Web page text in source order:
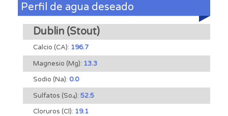
Perfil de agua deseado
Dublin (Stout)
Calcio (CA): 196.7
Magnesio (Mg): 13.3
Sodio (Na): 0.0
Sulfatos (So4): 52.5
Cloruros (Cl): 19.1